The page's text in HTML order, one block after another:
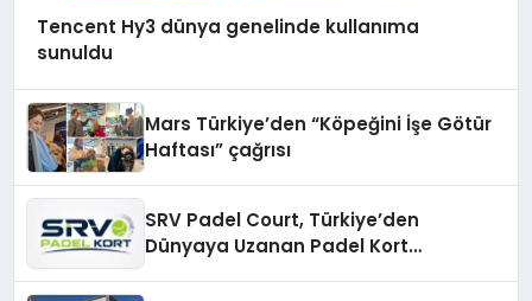
Tencent Hy3 dünya genelinde kullanıma
sunuldu
Mars Türkiye’den “Köpeğini İşe Götür
Haftası” çağrısı
SRV Padel Court, Türkiye’den
Dünyaya Uzanan Padel Kort